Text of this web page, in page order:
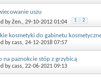
uszu
byZen., 29-10-2012 01:04 1 2
kosmetyki do gabinetu
bycass, 24-12-2018 07:57
na paznokcie stóp z grzybicą
bycass, 22-06-2021 09:13